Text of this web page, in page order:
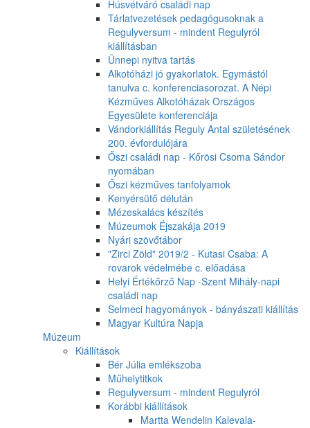
Húsvétváró családi nap
Tárlatvezetések pedagógusoknak a
Regulyversum - mindent Regulyról
kiállításban
Ünnepi nyitva tartás
Alkotóházi jó gyakorlatok. Egymástól
tanulva c. konferenciasorozat. A Népi
Kézműves Alkotóházak Országos
Egyesülete konferenciája
Vándorkiállítás Reguly Antal születésének
200. évfordulójára
Őszi családi nap - Kőrösi Csoma Sándor
nyomában
Őszi kézműves tanfolyamok
Kenyérsütő délután
Mézeskalács készítés
Múzeumok Éjszakája 2019
Nyári szövőtábor
"Zirci Zöld" 2019/2 - Kutasi Csaba: A
rovarok védelmébe c. előadása
Helyi Értékőrző Nap -Szent Mihály-napi
családi nap
Selmeci hagyományok - bányászati kiállítás
Magyar Kultúra Napja
Múzeum
Kiállítások
Bér Júlia emlékszoba
Műhelytitkok
Regulyversum - mindent Regulyról
Korábbi kiállítások
Martta Wendelin Kalevala-